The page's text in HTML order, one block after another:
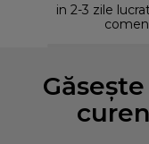
in 2-3 zile